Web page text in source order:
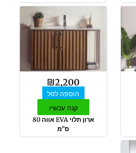
₪2,200
הוספה לסל
קנה עכשיו
ארון תלוי EVA אווה 80
ס"מ